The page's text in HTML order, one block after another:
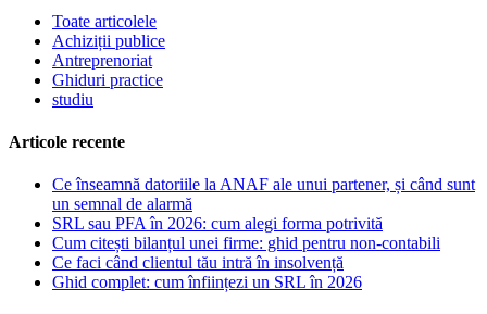
Toate articolele
Achiziții publice
Antreprenoriat
Ghiduri practice
studiu
Articole recente
Ce înseamnă datoriile la ANAF ale unui partener, și când sunt
un semnal de alarmă
SRL sau PFA în 2026: cum alegi forma potrivită
Cum citești bilanțul unei firme: ghid pentru non-contabili
Ce faci când clientul tău intră în insolvență
Ghid complet: cum înființezi un SRL în 2026